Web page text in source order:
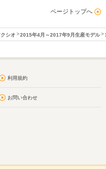
ページトップへ
シオ 2015年4月～2017年9月生産モデル
利用規約
お問い合わせ